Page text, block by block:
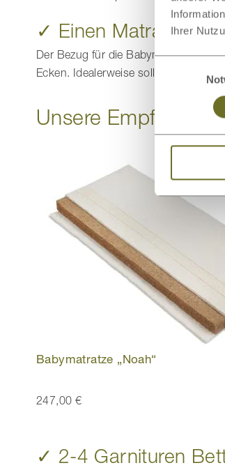
Ihrer
✓ Einen
Der Bezug für die Babymatratze
Ecken. Idealerweise sollte der
Unsere
Babymatratze „Noah“
247,00 €
✓ 2-4 Garnituren